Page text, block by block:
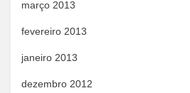
março 2013
fevereiro 2013
janeiro 2013
dezembro 2012